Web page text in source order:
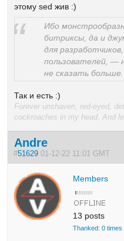
этому sed жив :)
Ибо
битриксы, да и
для
пользователей, —
не сказать больше.
Так и есть :)
Forever unshaven, red-eyed,
cockroaches in my head. And
Andre
#51629 01-12-22 11:01 GMT
Members
13 posts
Thanked: 0 times